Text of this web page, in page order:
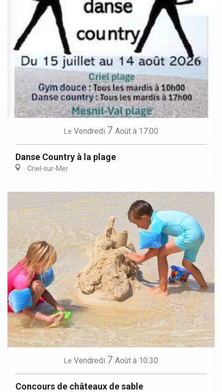
Le Vendredi 7 Août à 17:00
Danse Country à la plage
Criel-sur-Mer
Le Vendredi 7 Août à 10:30
Concours de châteaux de sable